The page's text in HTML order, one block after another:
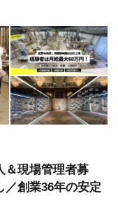
＆現場管理者募
／創業36年の安定